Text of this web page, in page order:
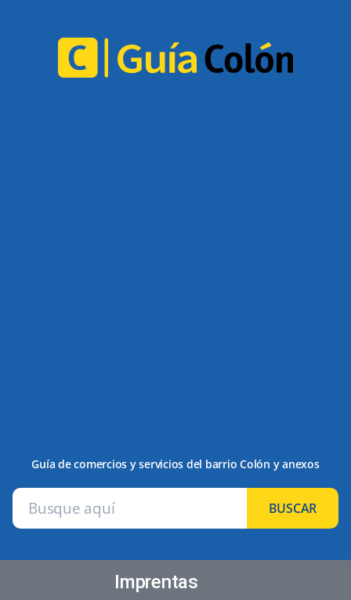
Guía de comercios y servicios del barrio Colón y anexos
BUSCAR
Imprentas